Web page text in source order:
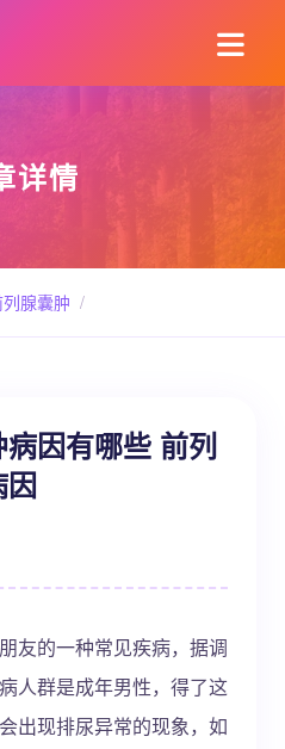
详情
腺囊肿 /
因有哪些 前列
友的一种常见疾病，据调
人群是成年男性，得了这
出现排尿异常的现象，如